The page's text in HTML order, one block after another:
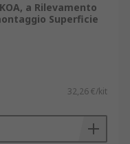
a Rilevamento
Superficie
32,26 €/kit